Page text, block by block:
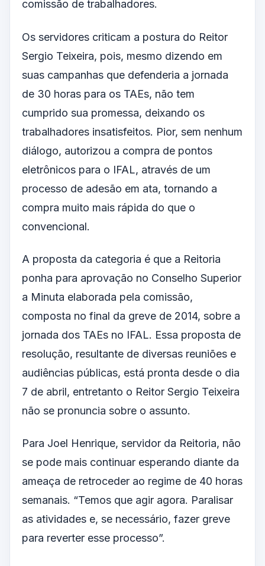
comissão de trabalhadores.
Os servidores criticam a postura do Reitor
Sergio Teixeira, pois, mesmo dizendo em
suas campanhas que defenderia a jornada
de 30 horas para os TAEs, não tem
cumprido sua promessa, deixando os
trabalhadores insatisfeitos. Pior, sem nenhum
diálogo, autorizou a compra de pontos
eletrônicos para o IFAL, através de um
processo de adesão em ata, tornando a
compra muito mais rápida do que o
convencional.
A proposta da categoria é que a Reitoria
ponha para aprovação no Conselho Superior
a Minuta elaborada pela comissão,
composta no final da greve de 2014, sobre a
jornada dos TAEs no IFAL. Essa proposta de
resolução, resultante de diversas reuniões e
audiências públicas, está pronta desde o dia
7 de abril, entretanto o Reitor Sergio Teixeira
não se pronuncia sobre o assunto.
Para Joel Henrique, servidor da Reitoria, não
se pode mais continuar esperando diante da
ameaça de retroceder ao regime de 40 horas
semanais. “Temos que agir agora. Paralisar
as atividades e, se necessário, fazer greve
para reverter esse processo”.